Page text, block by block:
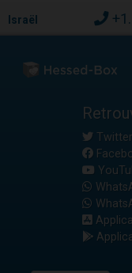
Israël
Twitter